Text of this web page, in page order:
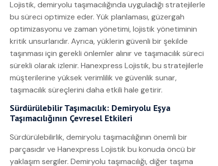
Lojistik, demiryolu taşımacılığında uyguladığı stratejilerle
bu süreci optimize eder. Yük planlaması, güzergah
optimizasyonu ve zaman yönetimi, lojistik yönetiminin
kritik unsurlarıdır. Ayrıca, yüklerin güvenli bir şekilde
taşınması için gerekli önlemler alınır ve taşımacılık süreci
sürekli olarak izlenir. Hanexpress Lojistik, bu stratejilerle
müşterilerine yüksek verimlilik ve güvenlik sunar,
taşımacılık süreçlerini daha etkili hale getirir.
Sürdürülebilir Taşımacılık: Demiryolu Eşya
Taşımacılığının Çevresel Etkileri
Sürdürülebilirlik, demiryolu taşımacılığının önemli bir
parçasıdır ve Hanexpress Lojistik bu konuda öncü bir
yaklaşım sergiler. Demiryolu taşımacılığı, diğer taşıma